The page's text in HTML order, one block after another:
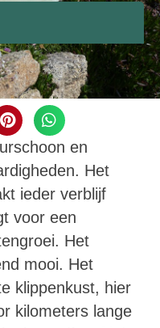
en
Het
ieder verblijf
voor een
Het
mooi. Het
klippenkust, hier
kilometers lange